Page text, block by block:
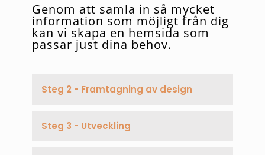
Genom att samla in så mycket
information som möjligt från dig
kan vi skapa en hemsida som
passar just dina behov.
Steg 2 - Framtagning av design
Steg 3 - Utveckling